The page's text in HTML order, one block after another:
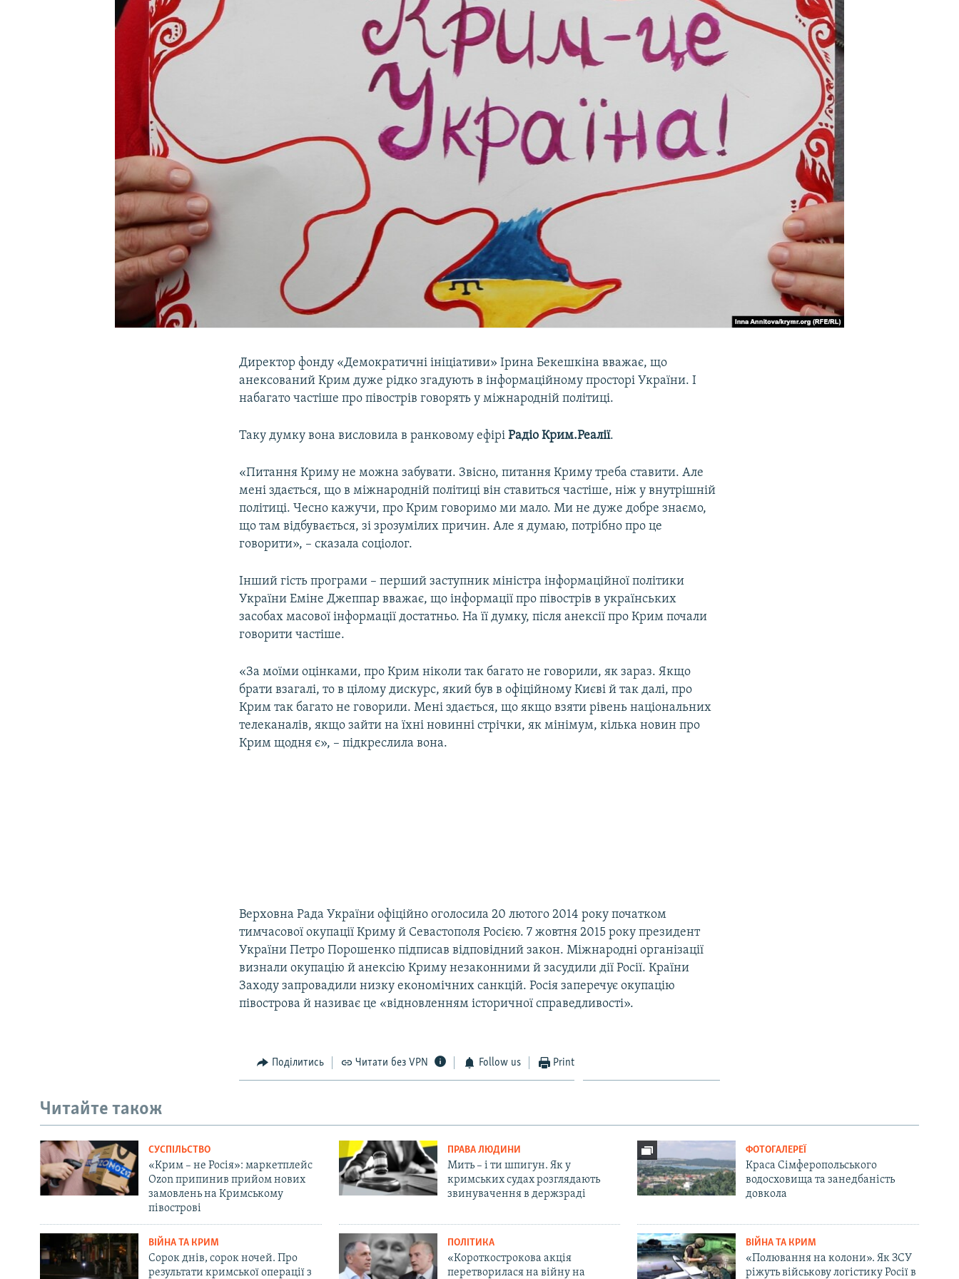
УКРАЇНСЬКА ПРОБЛЕМА КРИМУ
Директор фонду «Демократичні ініціативи» Ірина Бекешкіна вважає, що
анексований Крим дуже рідко згадують в інформаційному просторі України. І
набагато частіше про півострів говорять у міжнародній політиці.
Таку думку вона висловила в ранковому ефіріРадіо Крим.Реалії.
«Питання Криму не можна забувати. Звісно, питання Криму треба ставити. Але
мені здається, що в міжнародній політиці він ставиться частіше, ніж у внутрішній
політиці. Чесно кажучи, про Крим говоримо ми мало. Ми не дуже добре знаємо,
що там відбувається, зі зрозумілих причин. Але я думаю, потрібно про це
говорити», – сказала соціолог.
Інший гість програми – перший заступник міністра інформаційної політики
України Еміне Джеппар вважає, що інформації про півострів в українських
засобах масової інформації достатньо. На її думку, після анексії про Крим почали
говорити частіше.
«За моїми оцінками, про Крим ніколи так багато не говорили, як зараз. Якщо
брати взагалі, то в цілому дискурс, який був в офіційному Києві й так далі, про
Крим так багато не говорили. Мені здається, що якщо взяти рівень національних
телеканалів, якщо зайти на їхні новинні стрічки, як мінімум, кілька новин про
Крим щодня є», – підкреслила вона.
Верховна Рада України офіційно оголосила 20 лютого 2014 року початком
тимчасової окупації Криму й Севастополя Росією. 7 жовтня 2015 року президент
України Петро Порошенко підписав відповідний закон. Міжнародні організації
визнали окупацію й анексію Криму незаконними й засудили дії Росії. Країни
Заходу запровадили низку економічних санкцій. Росія заперечує окупацію
півострова й називає це «відновленням історичної справедливості».
Поділитись Читати без VPN Follow us Print
Читайте також
СУСПІЛЬСТВО
«Крим – не Росія»: маркетплейс
Ozon припинив прийом нових
замовлень на Кримському
півострові
ПРАВА ЛЮДИНИ
Мить – і ти шпигун. Як у
кримських судах розглядають
звинувачення в держзраді
ФОТОГАЛЕРЕЇ
Краса Сімферопольського
водосховища та занедбаність
довкола
ВІЙНА ТА КРИМ
Сорок днів, сорок ночей. Про
результати кримської операції з
ПОЛІТИКА
«Короткострокова акція
перетворилася на війну на
ВІЙНА ТА КРИМ
«Полювання на колони». Як ЗСУ
ріжуть військову логістику Росії в